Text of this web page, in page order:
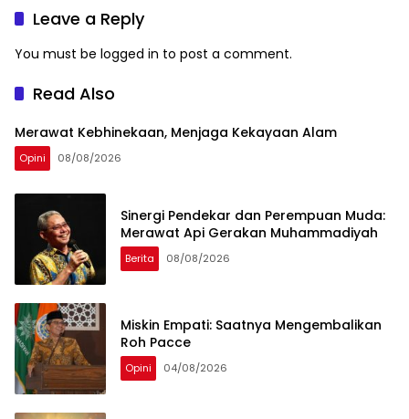
Leave a Reply
You must be logged in to post a comment.
Read Also
Merawat Kebhinekaan, Menjaga Kekayaan Alam
Opini 08/08/2026
Sinergi Pendekar dan Perempuan Muda:
Merawat Api Gerakan Muhammadiyah
Berita 08/08/2026
Miskin Empati: Saatnya Mengembalikan
Roh Pacce
Opini 04/08/2026